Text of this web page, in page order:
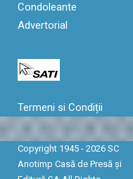
Condoleante
Advertorial
Termeni si Condiții
Copyright 1945 - 2026 SC
Anotimp Casă de Presă şi